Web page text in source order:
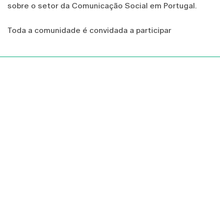
sobre o setor da Comunicação Social em Portugal.
Toda a comunidade é convidada a participar